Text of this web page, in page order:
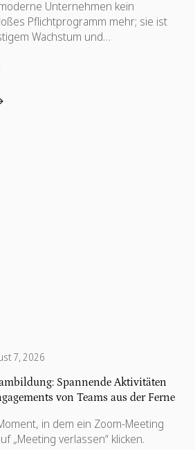
Unternehmen kein
Pflichtprogramm mehr; sie ist
Wachstum und
Viele Unternehmen
Responsibility (CSR), ESG-
für soziale Auswirkungen, doch
Ansatz setzt sich durch: Total
7, 2026
Spannende Aktivitäten
von Teams aus der Ferne
in dem ein Zoom-Meeting
„Meeting verlassen“ klicken.